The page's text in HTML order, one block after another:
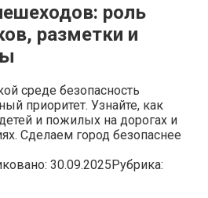
роль
разметки и
среде безопасность
приоритет. Узнайте, как
и пожилых на дорогах и
Сделаем город безопаснее
30.09.2025Рубрика: